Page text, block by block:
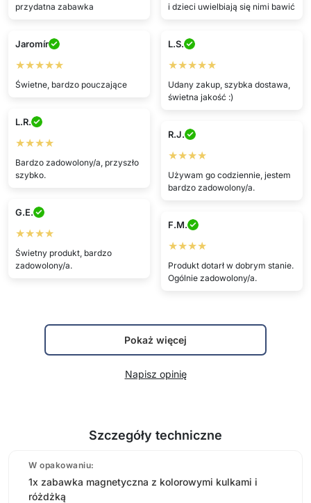
przydatna zabawka
i dzieci uwielbiają się nimi bawić
Jaromír
★★★★★
Świetne, bardzo pouczające
L.S.
★★★★★
Udany zakup, szybka dostawa,
świetna jakość :)
L.R.
★★★★
Bardzo zadowolony/a, przyszło
szybko.
R.J.
★★★★
Używam go codziennie, jestem
bardzo zadowolony/a.
G.E.
★★★★
Świetny produkt, bardzo
zadowolony/a.
F.M.
★★★★
Produkt dotarł w dobrym stanie.
Ogólnie zadowolony/a.
Pokaż więcej
Napisz opinię
Szczegóły techniczne
W opakowaniu:
1x zabawka magnetyczna z kolorowymi kulkami i
różdżką